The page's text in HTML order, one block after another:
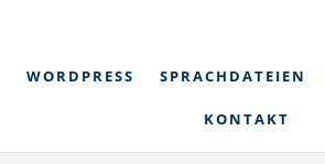
WORDPRESS SPRACHDATEIEN
KONTAKT